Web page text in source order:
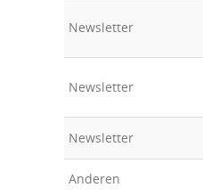
Newsletter
Newsletter
Newsletter
Anderen